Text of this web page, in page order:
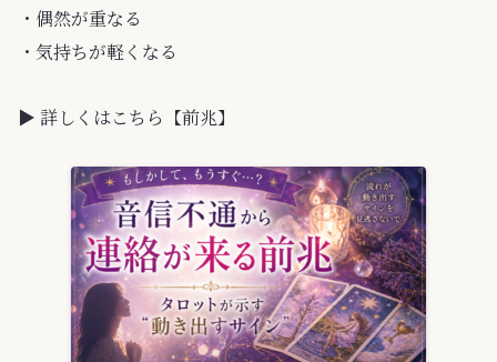
・偶然が重なる
・気持ちが軽くなる
▶ 詳しくはこちら【前兆】